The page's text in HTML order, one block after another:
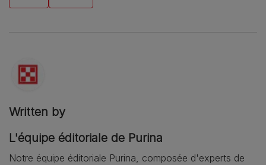
Written by
L'équipe éditoriale de Purina
Notre équipe éditoriale Purina, composée d'experts de